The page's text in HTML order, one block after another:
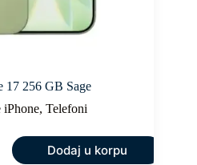
17 256 GB Sage
iPhone, Telefoni
Dodaj u korpu